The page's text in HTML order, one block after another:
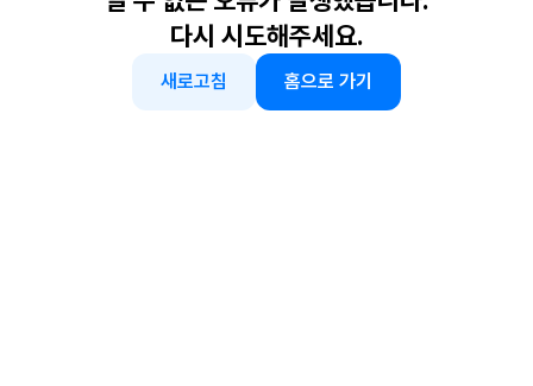
다시 시도해주세요.
새로고침 홈으로 가기